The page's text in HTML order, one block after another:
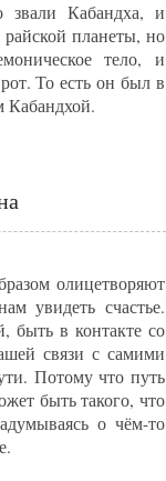
звали Кабандха, и
планеты, но
тело, и
То есть он был в
Кабандхой.
олицетворяют
увидеть счастье.
быть в контакте со
связи с самими
Потому что путь
быть такого, что
о чём-то